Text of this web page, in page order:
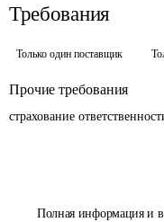
Полная информация и
Требования
Только один поставщик
Прочие требования
страхование